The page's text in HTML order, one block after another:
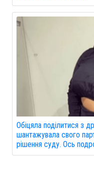
Обіцяла поділитися з
шантажувала свого
рішення суду. Ось